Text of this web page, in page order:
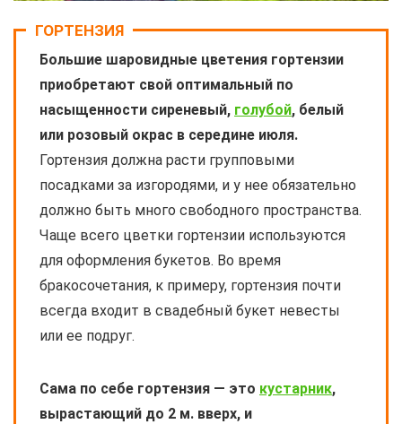
ГОРТЕНЗИЯ
Большие шаровидные цветения гортензии
приобретают свой оптимальный по
насыщенности сиреневый, голубой, белый
или розовый окрас в середине июля.
Гортензия должна расти групповыми
посадками за изгородями, и у нее обязательно
должно быть много свободного пространства.
Чаще всего цветки гортензии используются
для оформления букетов. Во время
бракосочетания, к примеру, гортензия почти
всегда входит в свадебный букет невесты
или ее подруг.
Сама по себе гортензия — это кустарник,
вырастающий до 2 м. вверх, и